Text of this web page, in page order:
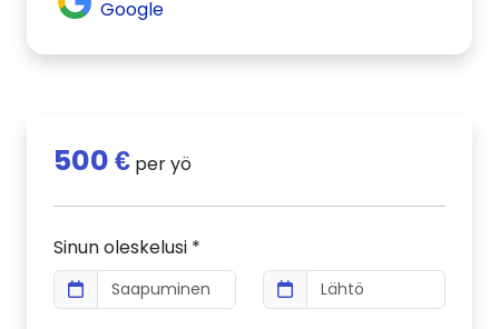
Google
500 € per yö
Sinun oleskelusi *